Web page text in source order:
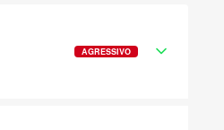
AGRESSIVO